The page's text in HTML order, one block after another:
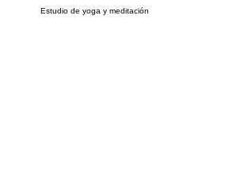
Estudio de yoga y meditación